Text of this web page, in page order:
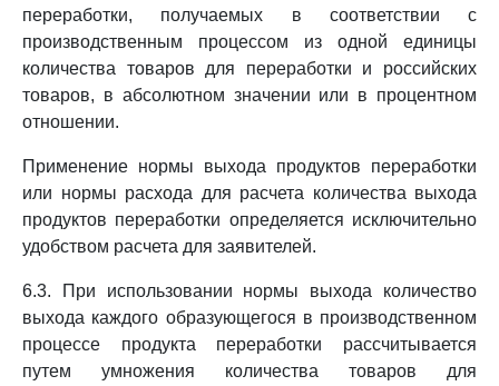
переработки, получаемых в соответствии с
производственным процессом из одной единицы
количества товаров для переработки и российских
товаров, в абсолютном значении или в процентном
отношении.
Применение нормы выхода продуктов переработки
или нормы расхода для расчета количества выхода
продуктов переработки определяется исключительно
удобством расчета для заявителей.
6.3. При использовании нормы выхода количество
выхода каждого образующегося в производственном
процессе продукта переработки рассчитывается
путем умножения количества товаров для